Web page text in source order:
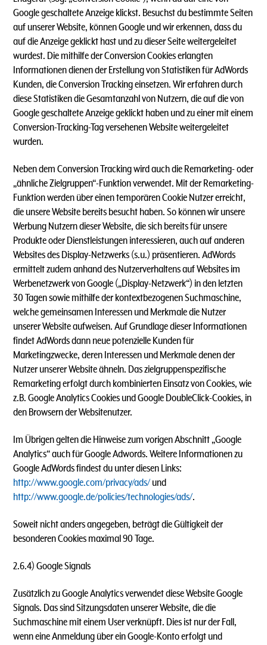
Google geschaltete Anzeige klickst. Besuchst du bestimmte Seiten
auf unserer Website, können Google und wir erkennen, dass du
auf die Anzeige geklickt hast und zu dieser Seite weitergeleitet
wurdest. Die mithilfe der Conversion Cookies erlangten
Informationen dienen der Erstellung von Statistiken für AdWords
Kunden, die Conversion Tracking einsetzen. Wir erfahren durch
diese Statistiken die Gesamtanzahl von Nutzern, die auf die von
Google geschaltete Anzeige geklickt haben und zu einer mit einem
Conversion-Tracking-Tag versehenen Website weitergeleitet
wurden.
Neben dem Conversion Tracking wird auch die Remarketing- oder
„ähnliche Zielgruppen“-Funktion verwendet. Mit der Remarketing-
Funktion werden über einen temporären Cookie Nutzer erreicht,
die unsere Website bereits besucht haben. So können wir unsere
Werbung Nutzern dieser Website, die sich bereits für unsere
Produkte oder Dienstleistungen interessieren, auch auf anderen
Websites des Display-Netzwerks (s.u.) präsentieren. AdWords
ermittelt zudem anhand des Nutzerverhaltens auf Websites im
Werbenetzwerk von Google („Display-Netzwerk“) in den letzten
30 Tagen sowie mithilfe der kontextbezogenen Suchmaschine,
welche gemeinsamen Interessen und Merkmale die Nutzer
unserer Website aufweisen. Auf Grundlage dieser Informationen
findet AdWords dann neue potenzielle Kunden für
Marketingzwecke, deren Interessen und Merkmale denen der
Nutzer unserer Website ähneln. Das zielgruppenspezifische
Remarketing erfolgt durch kombinierten Einsatz von Cookies, wie
z.B. Google Analytics Cookies und Google DoubleClick-Cookies, in
den Browsern der Websitenutzer.
Im Übrigen gelten die Hinweise zum vorigen Abschnitt „Google
Analytics“ auch für Google Adwords. Weitere Informationen zu
Google AdWords findest du unter diesen Links:
http://www.google.com/privacy/ads/ und
http://www.google.de/policies/technologies/ads/.
Soweit nicht anders angegeben, beträgt die Gültigkeit der
besonderen Cookies maximal 90 Tage.
2.6.4) Google Signals
Zusätzlich zu Google Analytics verwendet diese Website Google
Signals. Das sind Sitzungsdaten unserer Website, die die
Suchmaschine mit einem User verknüpft. Dies ist nur der Fall,
wenn eine Anmeldung über ein Google-Konto erfolgt und